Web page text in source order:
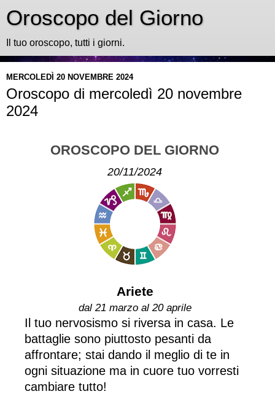
Oroscopo del Giorno
Il tuo oroscopo, tutti i giorni.
MERCOLEDÌ 20 NOVEMBRE 2024
Oroscopo di mercoledì 20 novembre
2024
OROSCOPO DEL GIORNO
20/11/2024
Ariete
dal 21 marzo al 20 aprile
Il tuo nervosismo si riversa in casa. Le
battaglie sono piuttosto pesanti da
affrontare; stai dando il meglio di te in
ogni situazione ma in cuore tuo vorresti
cambiare tutto!